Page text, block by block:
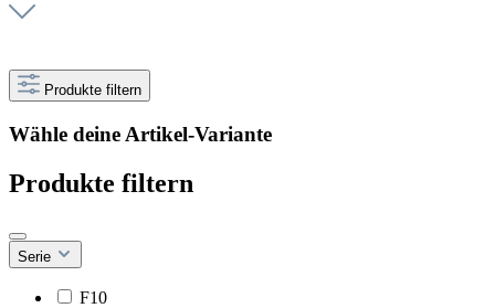
Produkte filtern
Wähle deine Artikel-Variante
Produkte filtern
Serie
F10